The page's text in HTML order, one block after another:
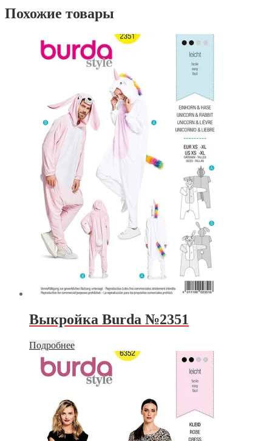
Похожие товары
Выкройка Burda №2351
Подробнее